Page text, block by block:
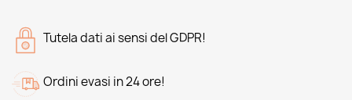
Tutela dati ai sensi del GDPR!
Ordini evasi in 24 ore!